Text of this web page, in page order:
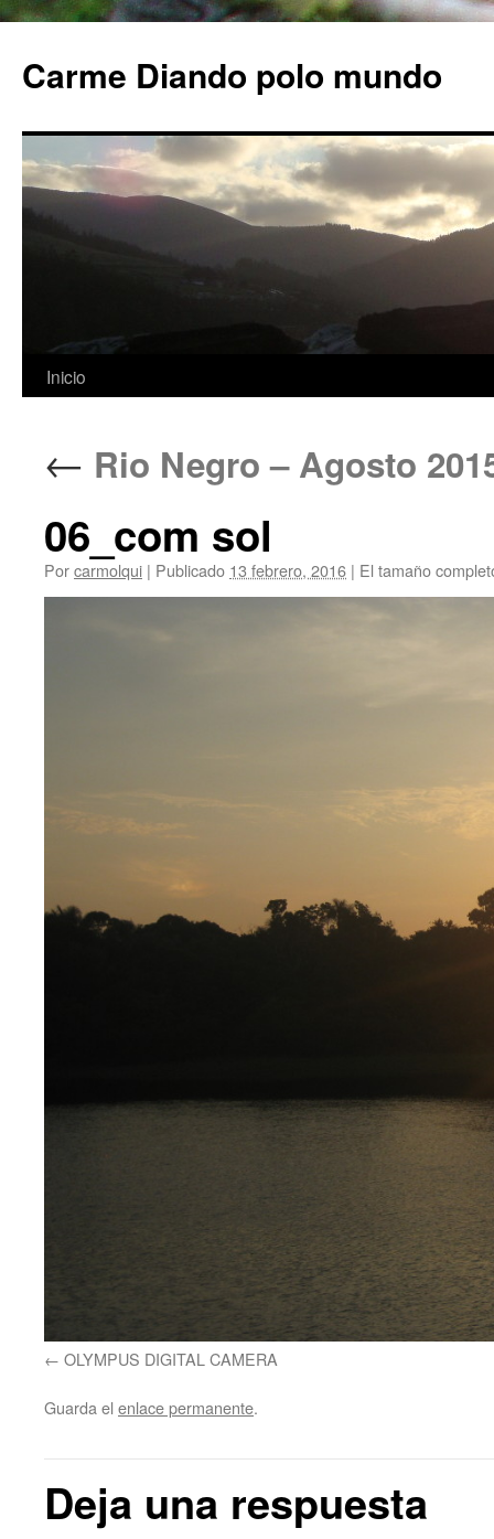
Carme Diando polo mundo
Saltar
contenido
Inicio
← Rio Negro – Agosto
06_com sol
Porcarmolqui | Publicado 13 febrero, 2016 | El tamaño
OLYMPUS DIGITAL CAMERA
Guarda el enlace permanente.
Deja una respuesta